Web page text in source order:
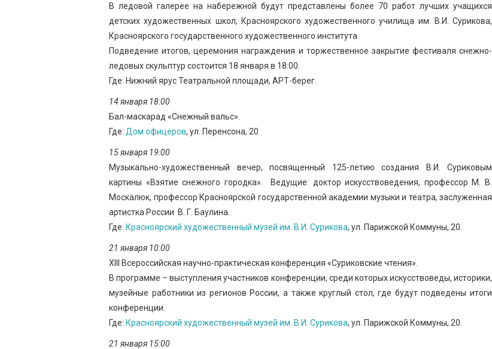
В ледовой галерее на набережной будут представлены более 70 работ лучших учащихся
детских художественных школ, Красноярского художественного училища им. В.И. Сурикова,
Красноярского государственного художественного института.
Подведение итогов, церемония награждения и торжественное закрытие фестиваля снежно-
ледовых скульптур состоится 18 января в 18:00.
Где: Нижний ярус Театральной площади, АРТ-берег.
14 января 18:00
Бал-маскарад «Снежный вальс».
Где: Дом офицеров, ул. Перенсона, 20
15 января 19:00
Музыкально-художественный вечер, посвященный 125-летию создания В.И. Суриковым
картины «Взятие снежного городка». Ведущие: доктор искусствоведения, профессор М. В.
Москалюк, профессор Красноярской государственной академии музыки и театра, заслуженная
артистка России В. Г. Баулина.
Где: Красноярский художественный музей им. В.И. Сурикова, ул. Парижской Коммуны, 20.
21 января 10:00
XIII Всероссийская научно-практическая конференция «Суриковские чтения».
В программе – выступления участников конференции, среди которых искусствоведы, историки,
музейные работники из регионов России, а также круглый стол, где будут подведены итоги
конференции.
Где: Красноярский художественный музей им. В.И. Сурикова, ул. Парижской Коммуны, 20.
21 января 15:00